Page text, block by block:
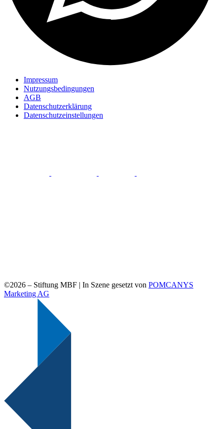
Impressum
Nutzungsbedingungen
AGB
Datenschutzerklärung
Datenschutzeinstellungen
©2026 – Stiftung MBF | In Szene gesetzt von POMCANYS
Marketing AG